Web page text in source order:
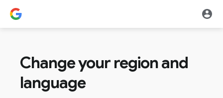
Change your region and
language